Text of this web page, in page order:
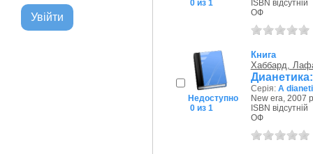
0 из 1
ISBN відсутній
ОФ
Недоступно
0 из 1
Книга
Хаббард,
Серія: A
New era, 2007
ISBN відсутній
ОФ